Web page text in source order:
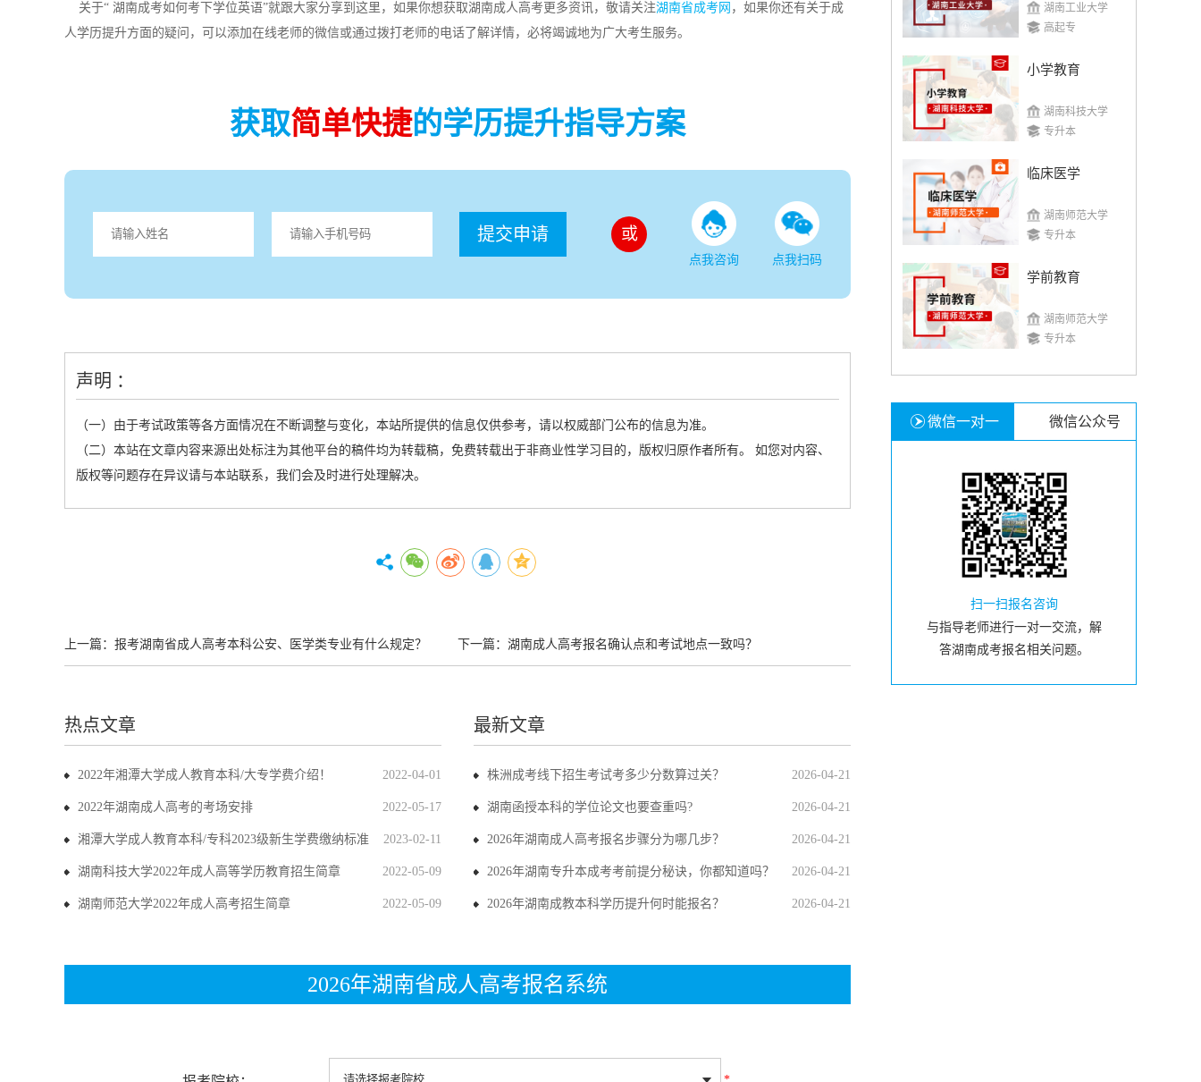
关于“ 湖南成考如何考下学位英语”就跟大家分享到这里，如果你想获取湖南成人高考更多资讯，敬请关注湖南省成考网 ，如果你还有关于成
人学历提升方面的疑问，可以添加在线老师的微信或通过拨打老师的电话了解详情，必将竭诚地为广大考生服务。
获取简单快捷的学历提升指导方案
提交申请 或
点我咨询 点我扫码
声明 ：
（一）由于考试政策等各方面情况在不断调整与变化，本站所提供的信息仅供参考，请以权威部门公布的信息为准。
（二）本站在文章内容来源出处标注为其他平台的稿件均为转载稿，免费转载出于非商业性学习目的，版权归原作者所有。 如您对内容、
版权等问题存在异议请与本站联系，我们会及时进行处理解决。
上一篇： 报考湖南省成人高考本科公安、医学类专业有什么规定？ 下一篇： 湖南成人高考报名确认点和考试地点一致吗？
热点文章
2022-04-01
2022年湘潭大学成人教育本科/大专学费介绍！
2022-05-17
2022年湖南成人高考的考场安排
2023-02-11
湘潭大学成人教育本科/专科2023级新生学费缴纳标准
2022-05-09
湖南科技大学2022年成人高等学历教育招生简章
2022-05-09
湖南师范大学2022年成人高考招生简章
最新文章
2026-04-21
株洲成考线下招生考试考多少分数算过关？
2026-04-21
湖南函授本科的学位论文也要查重吗?
2026-04-21
2026年湖南成人高考报名步骤分为哪几步？
2026-04-21
2026年湖南专升本成考考前提分秘诀，你都知道吗？
2026-04-21
2026年湖南成教本科学历提升何时能报名？
2026年湖南省成人高考报名系统
湖南工业大学
高起专
小学教育
湖南科技大学
专升本
临床医学
湖南师范大学
专升本
学前教育
湖南师范大学
专升本
微信一对一 微信公众号
扫一扫报名咨询
与指导老师进行一对一交流，解
答湖南成考报名相关问题。